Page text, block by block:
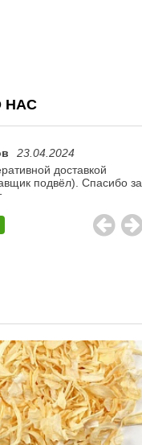
НАС
23.04.2024
доставкой
подвёл). Спасибо за